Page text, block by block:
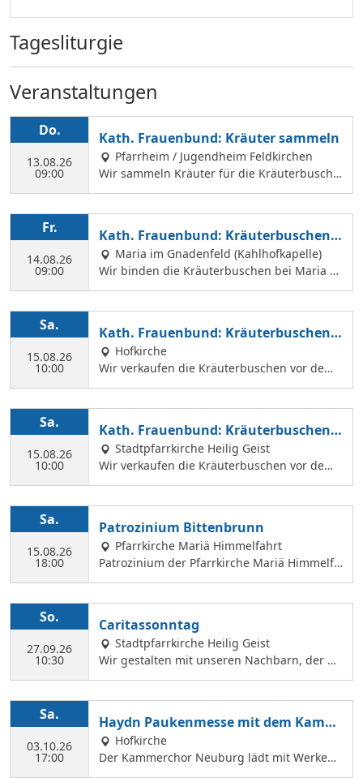
Tagesliturgie
Veranstaltungen
Do.
13.08.26
09:00
Kath. Frauenbund: Kräuter sammeln
Pfarrheim / Jugendheim Feldkirchen
Wir sammeln Kräuter für die Kräuterbusche
n, die wir am 14. August binden und an Mar
Margit Ettig am Jugendheim Feldkirchen.
Fr.
14.08.26
09:00
Kath. Frauenbund: Kräuterbuschen b
inden
Maria im Gnadenfeld (Kahlhofkapelle)
Wir binden die Kräuterbuschen bei Maria a
m Kahlhof. Wir brauchen viele Helferinnen z
der Hl. Geist Kirche Kräuterbuschen verkauf
en können.
Sa.
15.08.26
10:00
Kath. Frauenbund: Kräuterbuschen V
erkauf
Hofkirche
Wir verkaufen die Kräuterbuschen vor dem
Festgottesdienst in der Hofkirche.
Sa.
15.08.26
10:00
Kath. Frauenbund: Kräuterbuschen V
erkauf
Stadtpfarrkirche Heilig Geist
Wir verkaufen die Kräuterbuschen vor dem
Festgottesdienst in der Hl. Geist Kirche.
Sa.
15.08.26
18:00
Patrozinium Bittenbrunn
Pfarrkirche Mariä Himmelfahrt
Patrozinium der Pfarrkirche Mariä Himmelfa
hrt in Bittenbrunn Um 18:00 Uhr Festgottesd
Gestaltung durch den Kirchenchor Laetare, l
eckere Speisen, Fassbier und Weinbar. Kind
erprogramm Wir freuen uns auf dich!
So.
27.09.26
10:30
Caritassonntag
Stadtpfarrkirche Heilig Geist
Wir gestalten mit unseren Nachbarn, der Ca
ritasstation den Gottesdienst.
Sa.
03.10.26
17:00
Haydn Paukenmesse mit dem Kamm
erchor
Hofkirche
Der Kammerchor Neuburg lädt mit Werken
von Josef Haydn zum Konzert in der Hofkirch